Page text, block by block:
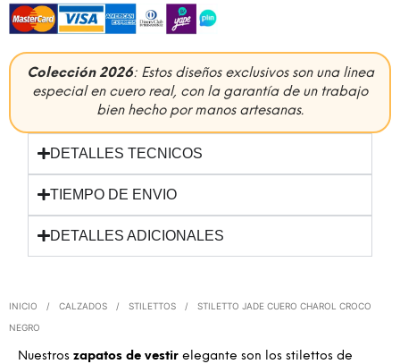
Colección 2026: Estos diseños exclusivos son una linea
especial en cuero real, con la garantía de un trabajo
bien hecho por manos artesanas.
DETALLES TECNICOS
TIEMPO DE ENVIO
DETALLES ADICIONALES
INICIO / CALZADOS / STILETTOS /
STILETTO JADE CUERO CHAROL CROCO
NEGRO
Nuestros zapatos de vestir elegante son los stilettos de